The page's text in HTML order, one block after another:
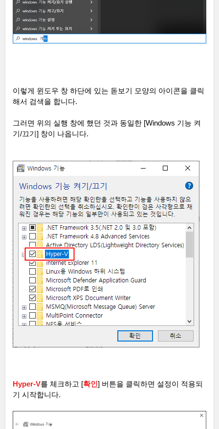
이렇게 윈도우 창 하단에 있는 돋보기 모양의 아이콘을 클릭
해서 검색을 합니다.
그러면 위의 실행 창에 했던 것과 동일한 [Windows 기능 켜
기/끄기] 창이 나옵니다.
Hyper-V를 체크하고 [확인] 버튼을 클릭하면 설정이 적용되
기 시작합니다.